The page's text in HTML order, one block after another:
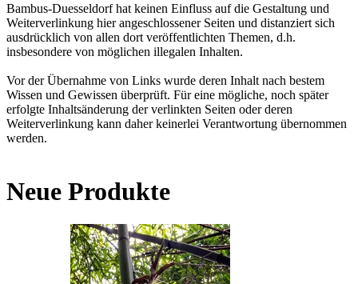
Bambus-Duesseldorf hat keinen Einfluss auf die Gestaltung und
Weiterverlinkung hier angeschlossener Seiten und distanziert sich
ausdrücklich von allen dort veröffentlichten Themen, d.h.
insbesondere von möglichen illegalen Inhalten.
Vor der Übernahme von Links wurde deren Inhalt nach bestem
Wissen und Gewissen überprüft. Für eine mögliche, noch später
erfolgte Inhaltsänderung der verlinkten Seiten oder deren
Weiterverlinkung kann daher keinerlei Verantwortung übernommen
werden.
Neue Produkte